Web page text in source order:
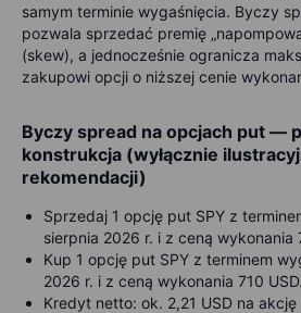
samym terminie wygaśnięcia. Byczy
pozwala sprzedać premię
(skew), a jednocześnie ogranicza
zakupowi opcji o niższej cenie
Byczy spread na opcjach put —
konstrukcja (wyłącznie
rekomendacji)
Sprzedaj 1 opcję put SPY z
sierpnia 2026 r. i z ceną wykonania
Kup 1 opcję put SPY z terminem
2026 r. i z ceną wykonania 710 USD.
Kredyt netto: ok. 2,21 USD na akcję